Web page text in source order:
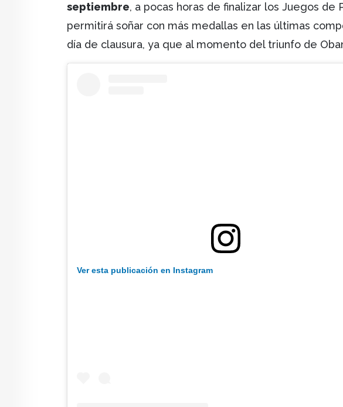
septiembre, a pocas horas de finalizar los Juegos de
permitirá soñar con más medallas en las últimas
día de clausura, ya que al momento del triunfo de
Ver esta publicación en Instagram